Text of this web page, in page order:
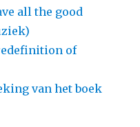
all the good
of
van het boek